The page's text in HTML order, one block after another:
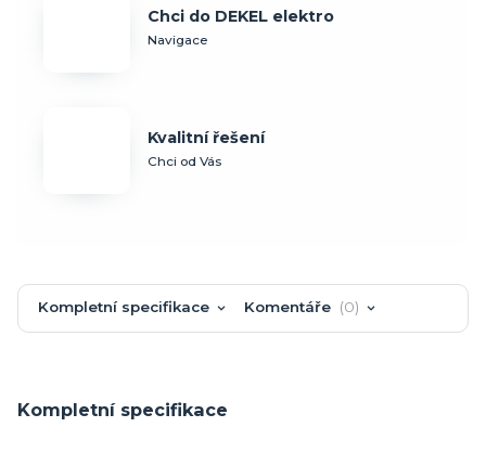
Chci do DEKEL elektro
Navigace
Kvalitní řešení
Chci od Vás
Kompletní specifikace Komentáře 0
Kompletní specifikace